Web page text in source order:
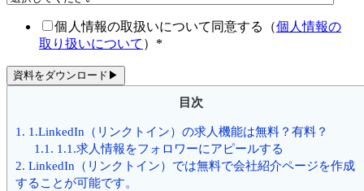
個人情報の取扱いについて同意する（個人情報の
取り扱いについて ） *
目次
1. 1.LinkedIn（リンクトイン）の求人機能は無料？有料？
1.1. 1.1.求人情報をフォロワーにアピールする
2. LinkedIn（リンクトイン）では無料で会社紹介ページを作成
することが可能です。